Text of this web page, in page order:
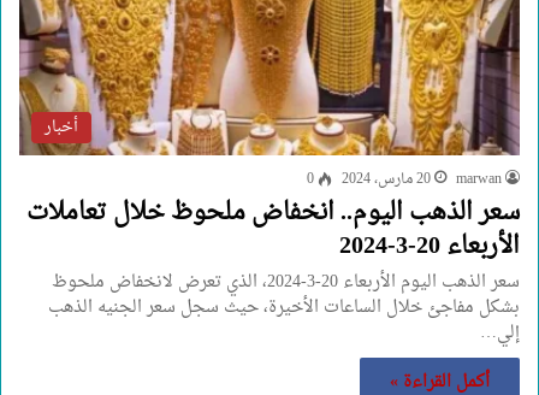
أخبار
marwan 20 مارس، 2024 0
سعر الذهب اليوم.. انخفاض ملحوظ خلال تعاملات
الأربعاء 20-3-2024
سعر الذهب اليوم الأربعاء 20-3-2024، الذي تعرض لانخفاض ملحوظ
بشكل مفاجئ خلال الساعات الأخيرة، حيث سجل سعر الجنيه الذهب
إلي…
أكمل القراءة »